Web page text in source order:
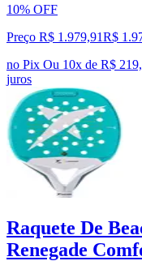
10% OFF
Preço R$ 1.979,91R$
no Pix Ou 10x de R$
juros
Raquete De
Renegade